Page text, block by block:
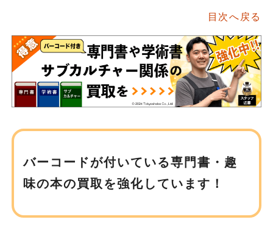
目次へ戻る
バーコードが付いている専門書・趣
味の本の買取を強化しています！